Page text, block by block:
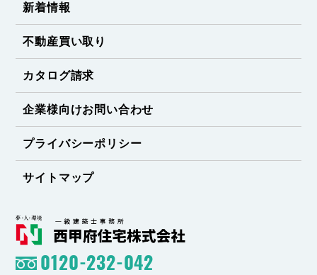
新着情報
不動産買い取り
カタログ請求
企業様向けお問い合わせ
プライバシーポリシー
サイトマップ
0120-232-042